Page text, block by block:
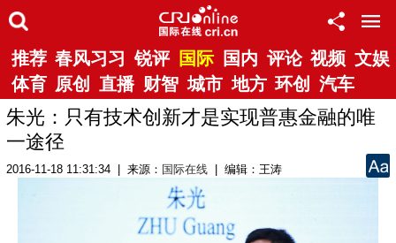
推荐 春风习习 锐评 国际 国内 评论 视频 文娱
体育 原创 直播 财智 城市 地方 环创 汽车
朱光：只有技术创新才是实现普惠金融的唯
一途径
2016-11-18 11:31:34 | 来源： 国际在线 | 编辑：王涛